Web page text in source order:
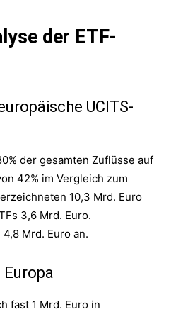
der ETF-
UCITS-
der gesamten Zuflüsse auf
42% im Vergleich zum
10,3 Mrd. Euro
3,6 Mrd. Euro.
Mrd. Euro an.
fast 1 Mrd. Euro in